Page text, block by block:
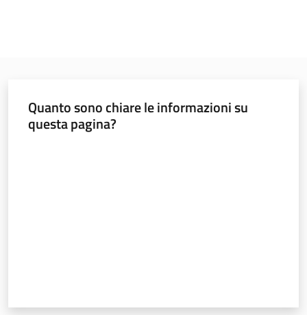
Quanto sono chiare le informazioni su
questa pagina?